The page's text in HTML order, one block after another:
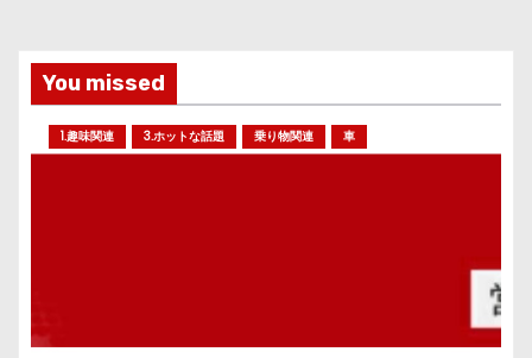
You missed
1.趣味関連 3.ホットな話題 乗り物関連 車